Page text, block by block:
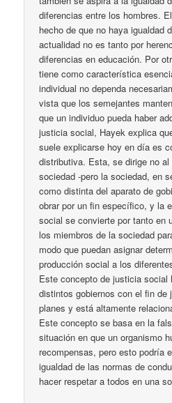
diferencias entre los hombres.
hecho de que no haya igualdad
actualidad no es tanto por
diferencias en educación. Por
tiene como característica
individual no dependa
vista que los semejantes
que un individuo pueda haber
justicia social, Hayek explica
suele explicarse hoy en día es
distributiva. Esta, se dirige no
sociedad -pero la sociedad, en
como distinta del aparato de
obrar por un fin específico, y la
social se convierte por tanto en
los miembros de la sociedad
modo que puedan asignar
producción social a los
Este concepto de justicia social
distintos gobiernos con el fin de
planes y está altamente
Este concepto se basa en la
situación en que un organismo
recompensas, pero esto podría
igualdad de las normas de
hacer respetar a todos en una